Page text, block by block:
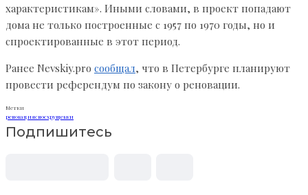
характеристикам». Иными словами, в проект попадают
дома не только построенные с 1957 по 1970 годы, но и
спроектированные в этот период.
Ранее Nevskiy.pro сообщал, что в Петербурге планируют
провести референдум по закону о реновации.
Метки
реновациясносхрущевки
Подпишитесь